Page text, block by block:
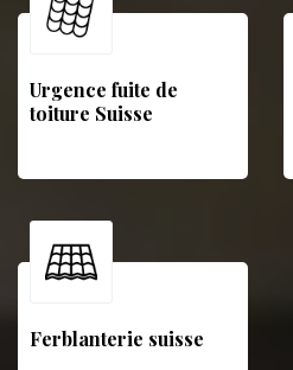
Urgence fuite de
toiture Suisse
Ferblanterie suisse